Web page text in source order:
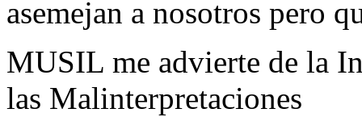
asemejan a nosotros pero
MUSIL me advierte de la
las Malinterpretaciones